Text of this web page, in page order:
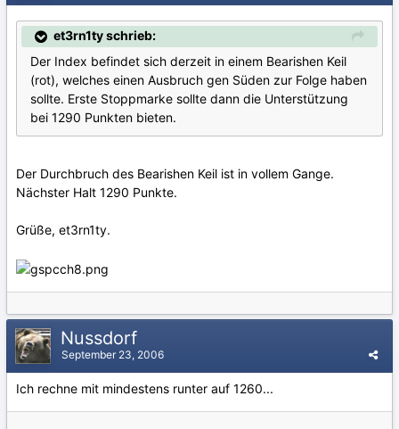
et3rn1ty schrieb:
Der Index befindet sich derzeit in einem Bearishen Keil
(rot), welches einen Ausbruch gen Süden zur Folge haben
sollte. Erste Stoppmarke sollte dann die Unterstützung
bei 1290 Punkten bieten.
Der Durchbruch des Bearishen Keil ist in vollem Gange.
Nächster Halt 1290 Punkte.
Grüße, et3rn1ty.
Nussdorf
September 23, 2006
Ich rechne mit mindestens runter auf 1260...